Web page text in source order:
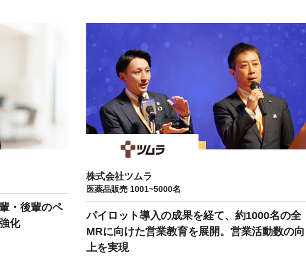
あらゆる業務シナリオに最適化され
た、100以上のAIネイティブツール
・後輩のペ
化
株式会社ツムラ
医薬品販売 1001~5000名
パイロット導入の成果を経て、約1000名の全
MRに向けた営業教育を展開。営業活動数の向
上を実現